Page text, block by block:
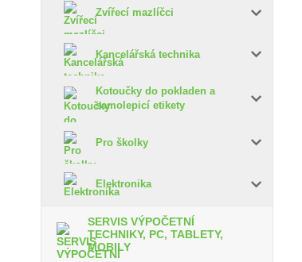
Zvířecí mazlíčci
Kancelářská technika
Kotoučky do pokladen a
samolepicí etikety
Pro školky
Elektronika
SERVIS VÝPOČETNÍ
TECHNIKY, PC, TABLETY,
MOBILY